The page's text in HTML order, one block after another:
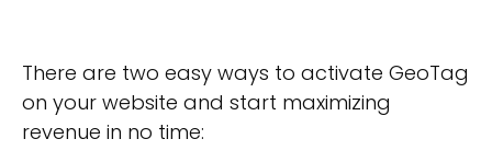
There are two easy ways to activate GeoTag
on your website and start maximizing
revenue in no time: